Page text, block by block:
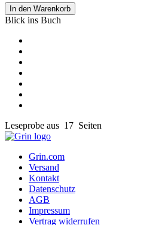
In den Warenkorb
Blick ins Buch
Leseprobe aus 17 Seiten
Grin.com
Versand
Kontakt
Datenschutz
AGB
Impressum
Vertrag widerrufen